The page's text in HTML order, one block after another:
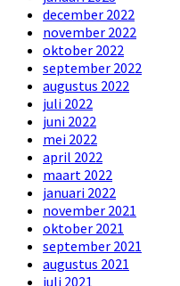
december 2022
november 2022
oktober 2022
september 2022
augustus 2022
juli 2022
juni 2022
mei 2022
april 2022
maart 2022
januari 2022
november 2021
oktober 2021
september 2021
augustus 2021
juli 2021